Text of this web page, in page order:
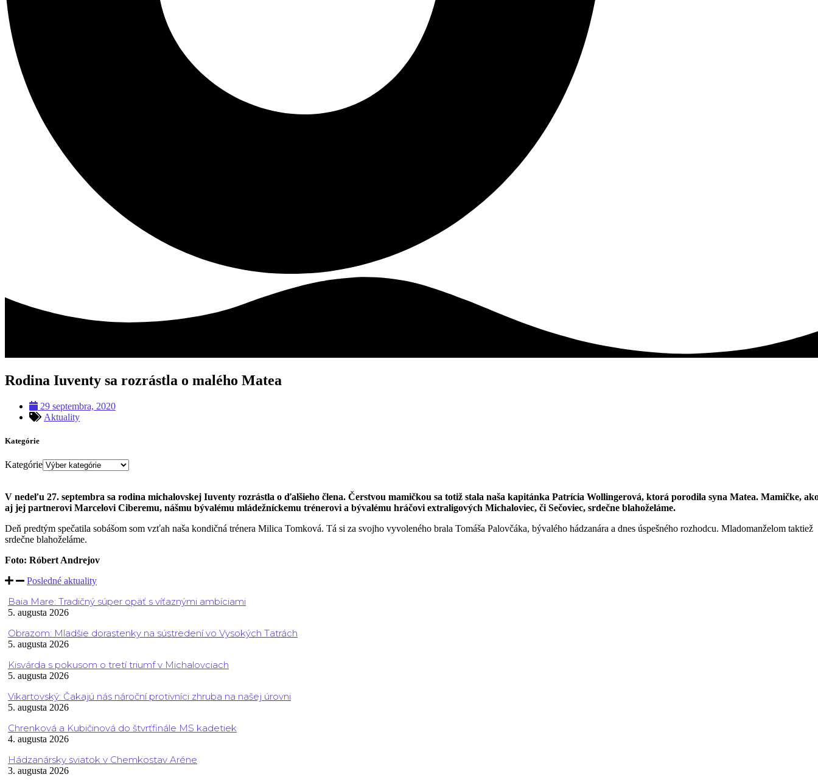
Rodina Iuventy sa rozrástla o malého Matea
29 septembra, 2020
Aktuality
Kategórie
Kategórie
V nedeľu 27. septembra sa rodina michalovskej Iuventy rozrástla o ďalšieho člena. Čerstvou mamičkou sa totiž stala naša kapitánka Patrícia Wollingerová, ktorá porodila syna Matea. Mamičke,
aj jej partnerovi Marcelovi Ciberemu, nášmu bývalému mládežníckemu trénerovi a bývalému hráčovi extraligových Michaloviec, či Sečoviec, srdečne blahoželáme.
Deň predtým spečatila sobášom som vzťah naša kondičná trénera Milica Tomková. Tá si za svojho vyvoleného brala Tomáša Palovčáka, bývalého hádzanára a dnes úspešného rozhodcu. Mladomanželom taktiež
srdečne blahoželáme.
Foto: Róbert Andrejov
Posledné aktuality
Baia Mare: Tradičný súper opäť s víťaznými ambíciami
5. augusta 2026
Obrazom: Mladšie dorastenky na sústredení vo Vysokých Tatrách
5. augusta 2026
Kisvárda s pokusom o tretí triumf v Michalovciach
5. augusta 2026
Vikartovský: Čakajú nás nároční protivníci zhruba na našej úrovni
5. augusta 2026
Chrenková a Kubičinová do štvrťfinále MS kadetiek
4. augusta 2026
Hádzanársky sviatok v Chemkostav Aréne
3. augusta 2026